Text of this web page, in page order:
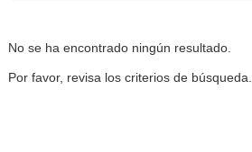
No se ha encontrado ningún resultado.
Por favor, revisa los criterios de búsqueda.